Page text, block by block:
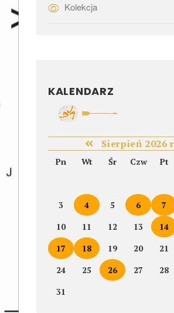
Kolekcja
KALENDARZ
Sierpień 2026
Pn Wt Śr Czw Pt
3
4 5 6 7
10
11 12 13 14
17
18 19 20 21
24
25 26 27 28
31